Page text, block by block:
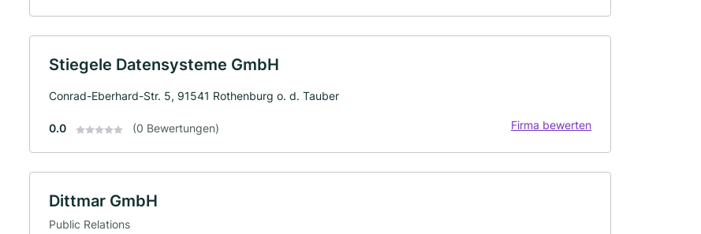
Stiegele Datensysteme GmbH
Conrad-Eberhard-Str. 5, 91541 Rothenburg o. d. Tauber
0.0 (0 Bewertungen) Firma bewerten
Dittmar GmbH
Public Relations